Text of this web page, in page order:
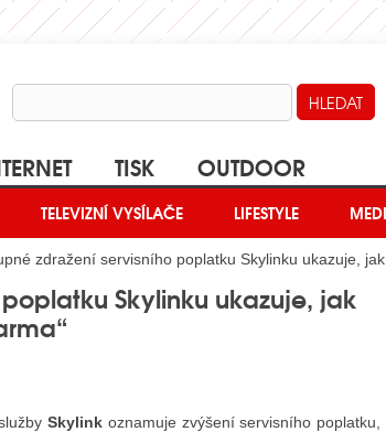
TELEVIZNÍ VYSÍLAČE LIFESTYLE
TISK OUTDOOR
zdražení servisního poplatku Skylinku ukazuje,
Skylinku ukazuje, jak
Skylink oznamuje zvýšení servisního poplatku,